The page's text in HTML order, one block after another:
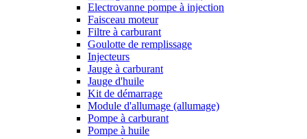
Electrovanne pompe à injection
Faisceau moteur
Filtre à carburant
Goulotte de remplissage
Injecteurs
Jauge à carburant
Jauge d'huile
Kit de démarrage
Module d'allumage (allumage)
Pompe à carburant
Pompe à huile